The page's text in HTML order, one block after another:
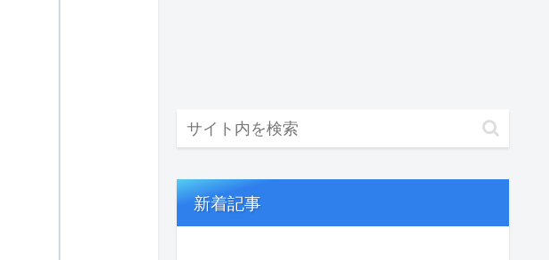
新着記事